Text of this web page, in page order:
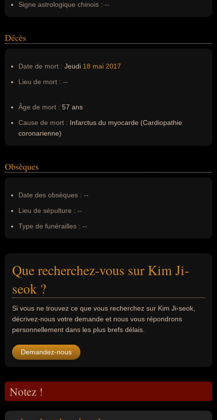
Signe astrologique chinois : --
Décès
Date de mort : Jeudi 18 mai 2017
Lieu de mort : --
Âge de mort : 57 ans
Cause de mort : Infarctus du myocarde (Cardiopathie
coronarienne)
Obsèques
Date des obsèques : --
Lieu de sépulture : --
Type de funérailles : --
Que recherchez-vous sur Kim Ji-
seok ?
Si vous ne trouvez ce que vous recherchez sur Kim Ji-seok,
décrivez-nous votre demande et nous vous répondrons
personnellement dans les plus brefs délais.
Demandez-nous
Notez !